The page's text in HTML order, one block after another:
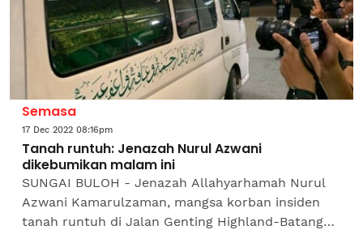
Semasa
17 Dec 2022 08:16pm
Tanah runtuh: Jenazah Nurul Azwani
dikebumikan malam ini
SUNGAI BULOH - Jenazah Allahyarhamah Nurul
Azwani Kamarulzaman, mangsa korban insiden
tanah runtuh di Jalan Genting Highland-Batang